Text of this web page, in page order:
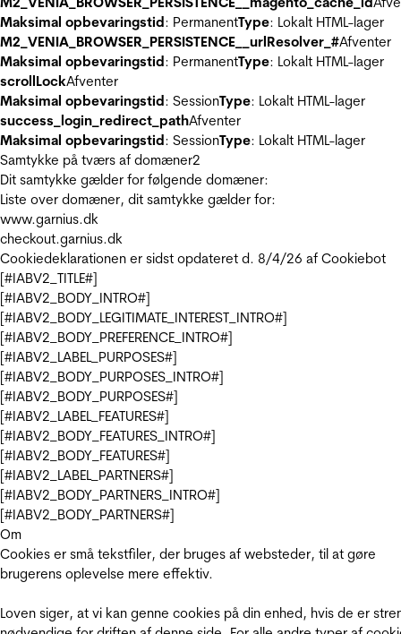
Maksimal opbevaringstid: PermanentType: Lokalt HTML-lager
M2_VENIA_BROWSER_PERSISTENCE__urlResolver_#Afventer
Maksimal opbevaringstid: PermanentType: Lokalt HTML-lager
scrollLockAfventer
Maksimal opbevaringstid: SessionType: Lokalt HTML-lager
success_login_redirect_pathAfventer
Maksimal opbevaringstid: SessionType: Lokalt HTML-lager
Samtykke på tværs af domæner2
Dit samtykke gælder for følgende domæner:
Liste over domæner, dit samtykke gælder for:
www.garnius.dk
checkout.garnius.dk
Cookiedeklarationen er sidst opdateret d. 8/4/26 af Cookiebot
[#IABV2_TITLE#]
[#IABV2_BODY_INTRO#]
[#IABV2_BODY_LEGITIMATE_INTEREST_INTRO#]
[#IABV2_BODY_PREFERENCE_INTRO#]
[#IABV2_LABEL_PURPOSES#]
[#IABV2_BODY_PURPOSES_INTRO#]
[#IABV2_BODY_PURPOSES#]
[#IABV2_LABEL_FEATURES#]
[#IABV2_BODY_FEATURES_INTRO#]
[#IABV2_BODY_FEATURES#]
[#IABV2_LABEL_PARTNERS#]
[#IABV2_BODY_PARTNERS_INTRO#]
[#IABV2_BODY_PARTNERS#]
Om
Cookies er små tekstfiler, der bruges af websteder, til at gøre
brugerens oplevelse mere effektiv.
Loven siger, at vi kan genne cookies på din enhed, hvis de er